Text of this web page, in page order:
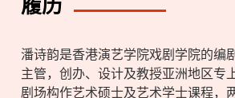
履历
潘诗韵是香港演艺学院戏剧学院的编
主管，创办、设计及教授亚洲地区专
剧场构作艺术硕士及艺术学士课程，